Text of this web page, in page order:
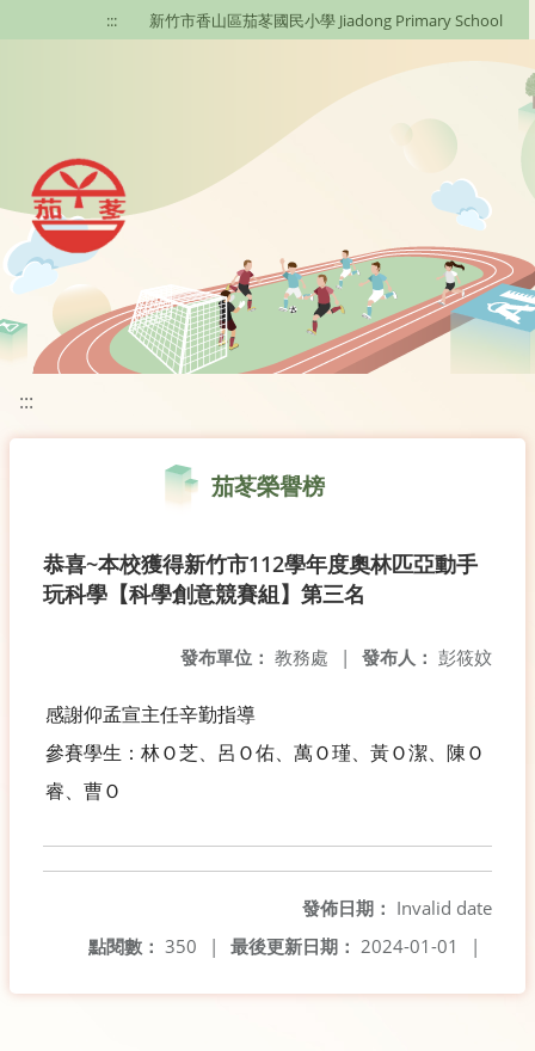
移至網頁之主要內容區位置
::: 新竹市香山區茄苳國民小學 Jiadong Primary School
:::
茄苳榮譽榜
恭喜~本校獲得新竹市112學年度奧林匹亞動手
玩科學【科學創意競賽組】第三名
發布人： 彭筱妏
發布單位： 教務處 |
感謝仰孟宣主任辛勤指導
參賽學生：林Ｏ芝、呂Ｏ佑、萬Ｏ瑾、黃Ｏ潔、陳Ｏ
睿、曹Ｏ
發佈日期： Invalid date
最後更新日期： 2024-01-01 |
點閱數： 350 |